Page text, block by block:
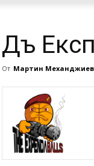
Дъ
От Мартин Механджиев